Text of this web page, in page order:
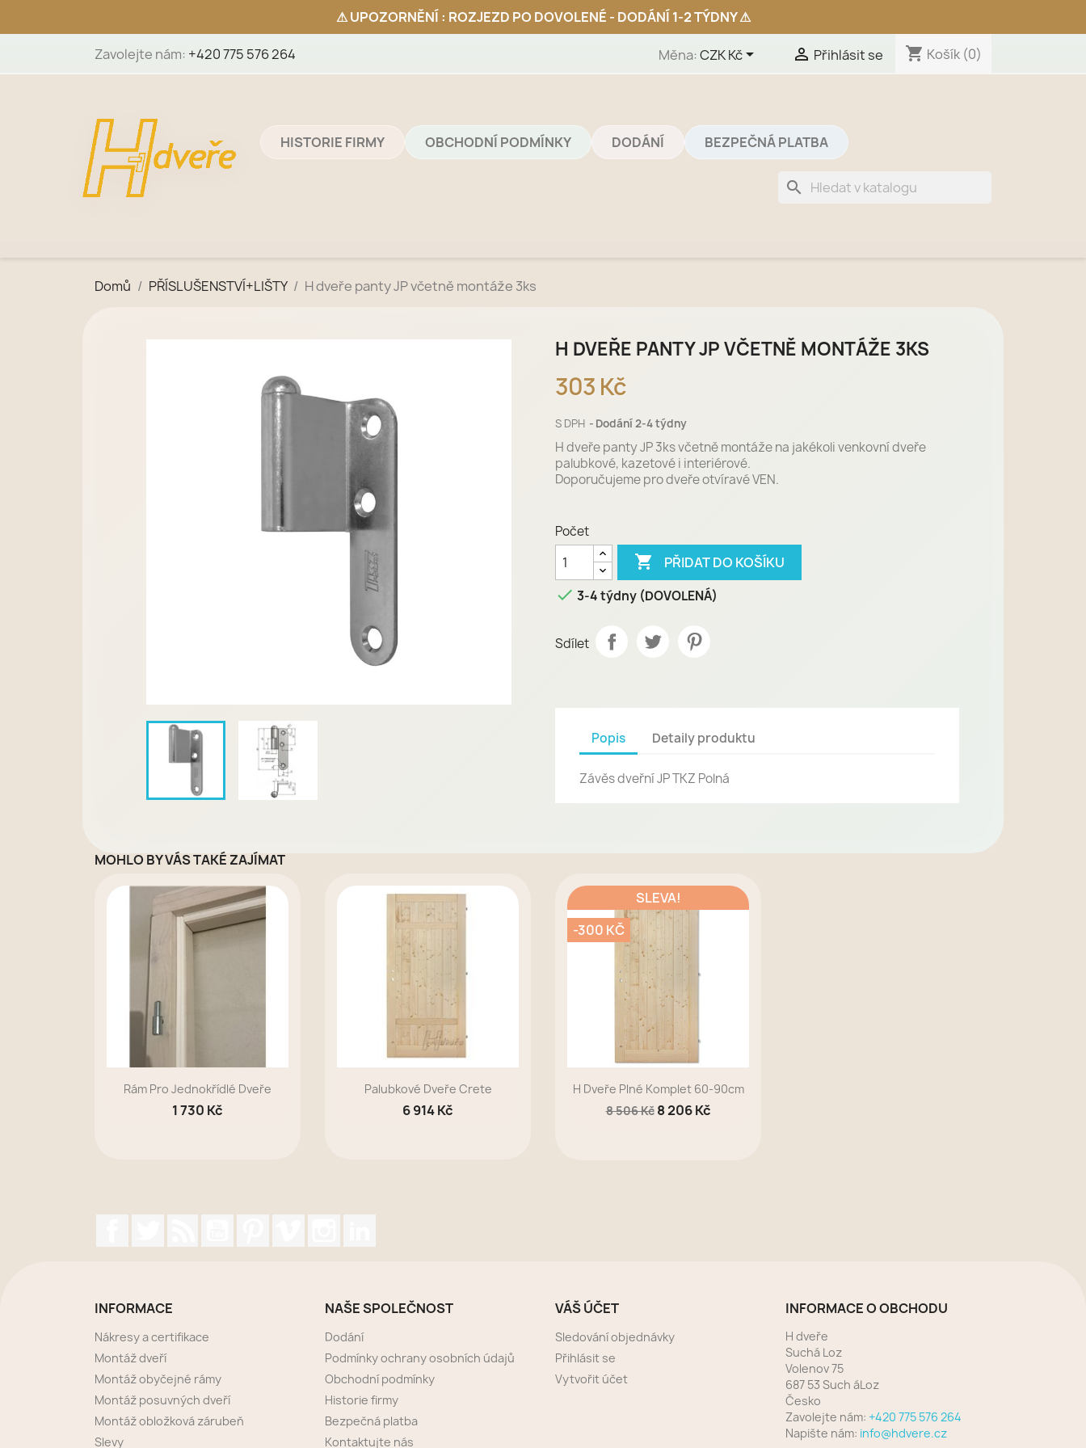
Zavolejte nám: +420 775 576 264 Měna:CZK Kč  Přihlásit se shopping_cart Košík (0)
HISTORIE FIRMY OBCHODNÍ PODMÍNKY DODÁNÍ BEZPEČNÁ PLATBA
search
Domů PŘÍSLUŠENSTVÍ+LIŠTY H dveře panty JP včetně montáže 3ks
H DVEŘE PANTY JP VČETNĚ MONTÁŽE 3KS
303 Kč
S DPH Dodání 2-4 týdny
H dveře panty JP 3ks včetně montáže na jakékoli venkovní dveře
palubkové, kazetové i interiérové.
Doporučujeme pro dveře otvíravé VEN.
Počet
 PŘIDAT DO KOŠÍKU
 3-4 týdny (DOVOLENÁ)
Sdílet
Popis Detaily produktu
Závěs dveřní JP TKZ Polná
MOHLO BY VÁS TAKÉ ZAJÍMAT
Rám Pro Jednokřídlé Dveře
1 730 Kč
Palubkové Dveře Crete
6 914 Kč
H Dveře Plné Komplet 60-90cm
8 506 Kč 8 206 Kč
SLEVA!
-300 KČ
INFORMACE
Nákresy a certifikace
Montáž dveří
Montáž obyčejné rámy
Montáž posuvných dveří
Montáž obložková zárubeň
Slevy
NAŠE SPOLEČNOST
Dodání
Podmínky ochrany osobních údajů
Obchodní podmínky
Historie firmy
Bezpečná platba
Kontaktujte nás
VÁŠ ÚČET
Sledování objednávky
Přihlásit se
Vytvořit účet
INFORMACE O OBCHODU
H dveře
Suchá Loz
Volenov 75
687 53 Such áLoz
Česko
Zavolejte nám: +420 775 576 264
Napište nám: info@hdvere.cz